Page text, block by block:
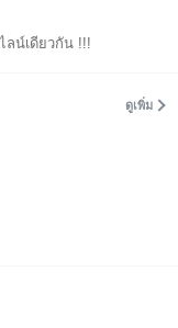
ลน์เดียวกัน !!!
ดูเพิ่ม